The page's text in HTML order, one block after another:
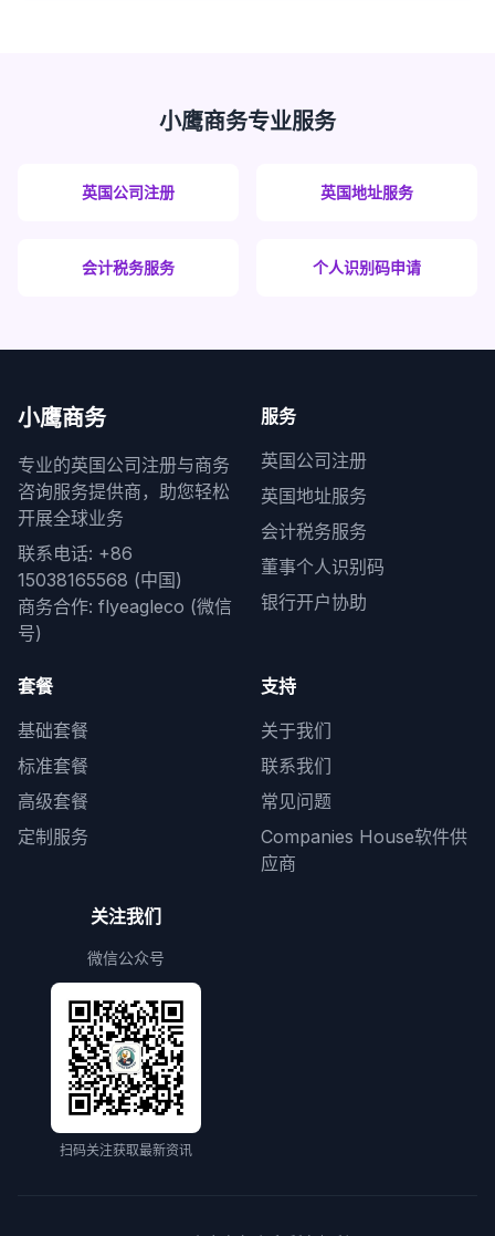
小鹰商务专业服务
英国公司注册 英国地址服务
会计税务服务 个人识别码申请
小鹰商务
专业的英国公司注册与商务
咨询服务提供商，助您轻松
开展全球业务
联系电话: +86
15038165568 (中国)
商务合作: flyeagleco (微信
号)
服务
英国公司注册
英国地址服务
会计税务服务
董事个人识别码
银行开户协助
套餐
基础套餐
标准套餐
高级套餐
定制服务
支持
关于我们
联系我们
常见问题
Companies House软件供
应商
关注我们
微信公众号
扫码关注获取最新资讯